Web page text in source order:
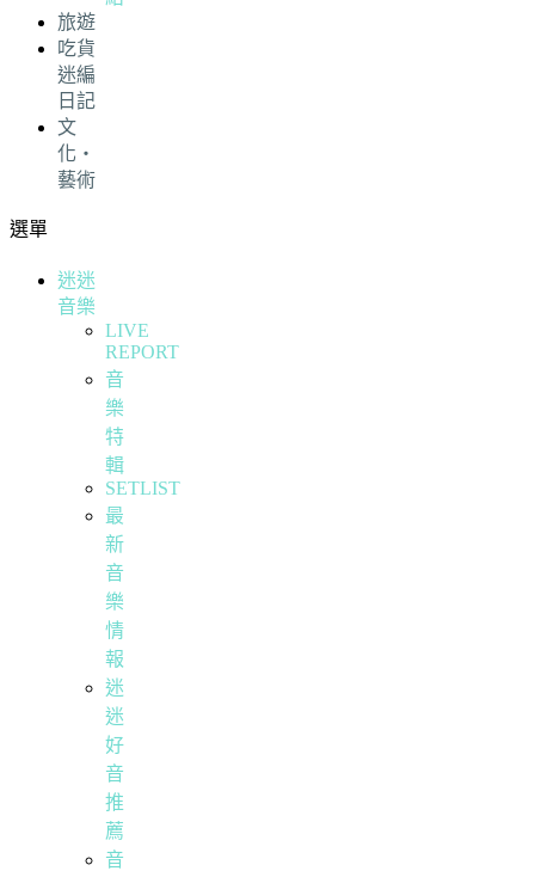
旅遊
吃貨
迷編
日記
文
化・
藝術
選單
迷迷
音樂
LIVE
REPORT
音
樂
特
輯
SETLIST
最
新
音
樂
情
報
迷
迷
好
音
推
薦
音